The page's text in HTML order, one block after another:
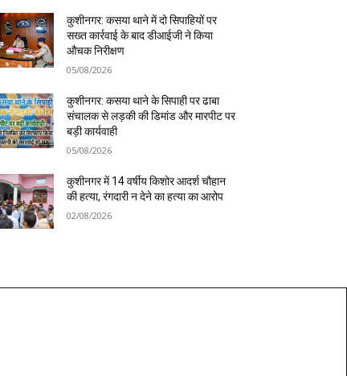
कुशीनगर: कसया थाने में दो सिपाहियों पर
सख्त कार्रवाई के बाद डीआईजी ने किया
औचक निरीक्षण
05/08/2026
कुशीनगर: कसया थाने के सिपाही पर ढाबा
संचालक से लड़की की डिमांड और मारपीट पर
बड़ी कार्यवाही
05/08/2026
कुशीनगर में 14 वर्षीय किशोर आदर्श चौहान
की हत्या, रंगदारी न देने का हत्या का आरोप
02/08/2026